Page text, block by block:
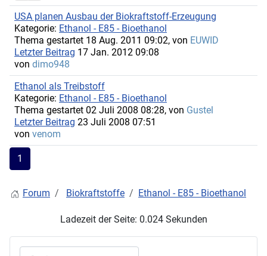
USA planen Ausbau der Biokraftstoff-Erzeugung
Kategorie: Ethanol - E85 - Bioethanol
Thema gestartet 18 Aug. 2011 09:02, von EUWID
Letzter Beitrag 17 Jan. 2012 09:08
von dimo948
Ethanol als Treibstoff
Kategorie: Ethanol - E85 - Bioethanol
Thema gestartet 02 Juli 2008 08:28, von Gustel
Letzter Beitrag 23 Juli 2008 07:51
von venom
1
Forum Biokraftstoffe Ethanol - E85 - Bioethanol
Ladezeit der Seite: 0.024 Sekunden